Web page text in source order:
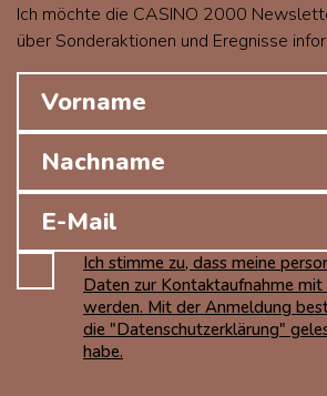
Ich möchte die CASINO 2000
über Sonderaktionen und Eregnisse
Ich stimme zu, dass meine
Daten zur Kontaktaufnahme
werden. Mit der Anmeldung
die "Datenschutzerklärung"
habe.